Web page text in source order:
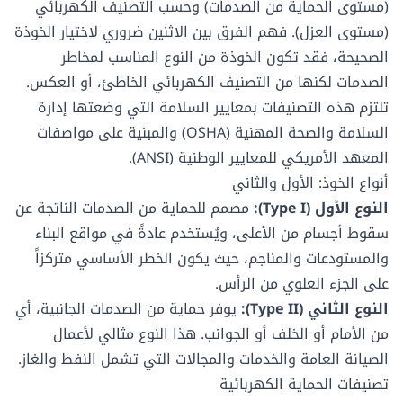
(مستوى الحماية من الصدمات) وحسب التصنيف الكهربائي
(مستوى العزل). فهم الفرق بين الاثنين ضروري لاختيار الخوذة
الصحيحة، فقد تكون الخوذة من النوع المناسب لمخاطر
الصدمات لكنها من التصنيف الكهربائي الخاطئ، أو العكس.
تلتزم هذه التصنيفات بمعايير السلامة التي وضعتها إدارة
السلامة والصحة المهنية (OSHA) والمبنية على مواصفات
المعهد الأمريكي للمعايير الوطنية (ANSI).
أنواع الخوذ: الأول والثاني
النوع الأول (Type I):
مصمم للحماية من الصدمات الناتجة عن
سقوط أجسام من الأعلى، ويُستخدم عادةً في مواقع البناء
والمستودعات والمناجم، حيث يكون الخطر الأساسي متركزاً
على الجزء العلوي من الرأس.
النوع الثاني (Type II):
يوفر حماية من الصدمات الجانبية، أي
من الأمام أو الخلف أو الجوانب. هذا النوع مثالي لأعمال
الصيانة العامة والخدمات والمجالات التي تشمل النفط والغاز.
تصنيفات الحماية الكهربائية